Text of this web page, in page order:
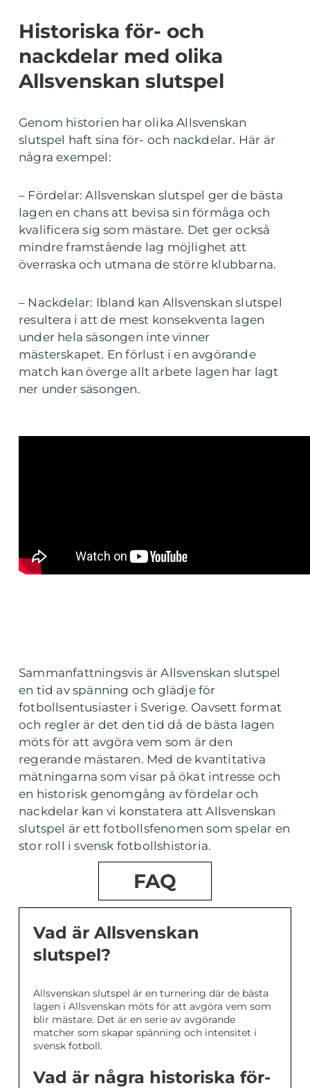
Historiska för- och
nackdelar med olika
Allsvenskan slutspel
Genom historien har olika Allsvenskan
slutspel haft sina för- och nackdelar. Här är
några exempel:
– Fördelar: Allsvenskan slutspel ger de bästa
lagen en chans att bevisa sin förmåga och
kvalificera sig som mästare. Det ger också
mindre framstående lag möjlighet att
överraska och utmana de större klubbarna.
– Nackdelar: Ibland kan Allsvenskan slutspel
resultera i att de mest konsekventa lagen
under hela säsongen inte vinner
mästerskapet. En förlust i en avgörande
match kan överge allt arbete lagen har lagt
ner under säsongen.
Sammanfattningsvis är Allsvenskan slutspel
en tid av spänning och glädje för
fotbollsentusiaster i Sverige. Oavsett format
och regler är det den tid då de bästa lagen
möts för att avgöra vem som är den
regerande mästaren. Med de kvantitativa
mätningarna som visar på ökat intresse och
en historisk genomgång av fördelar och
nackdelar kan vi konstatera att Allsvenskan
slutspel är ett fotbollsfenomen som spelar en
stor roll i svensk fotbollshistoria.
FAQ
Vad är Allsvenskan
slutspel?
Allsvenskan slutspel är en turnering där de bästa
lagen i Allsvenskan möts för att avgöra vem som
blir mästare. Det är en serie av avgörande
matcher som skapar spänning och intensitet i
svensk fotboll.
Vad är några historiska för-